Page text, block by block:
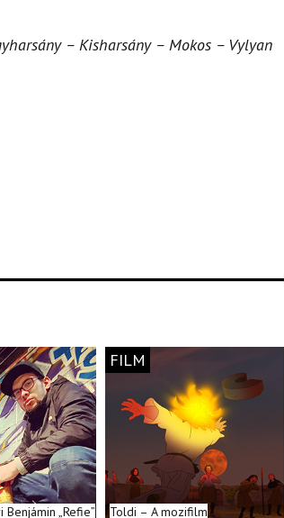
– Kisharsány – Mokos – Vylyan
„Refie”
FILM
Toldi – A mozifilm